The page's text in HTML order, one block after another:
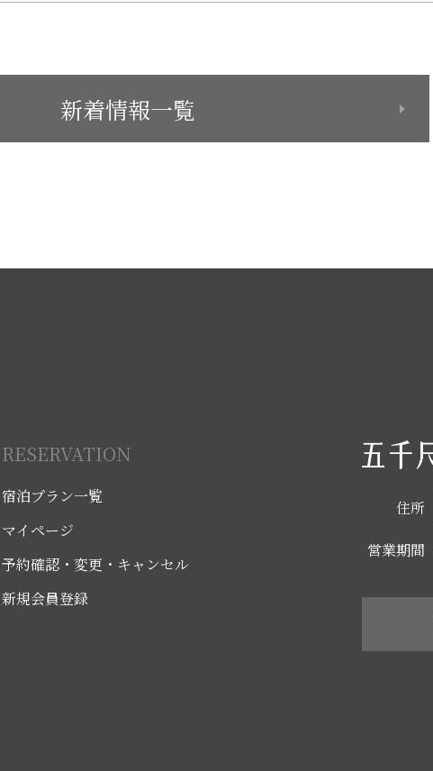
新着情報一覧
住所
営業期間
RESERVATION
宿泊プラン一覧
マイページ
予約確認・変更・キャンセル
新規会員登録